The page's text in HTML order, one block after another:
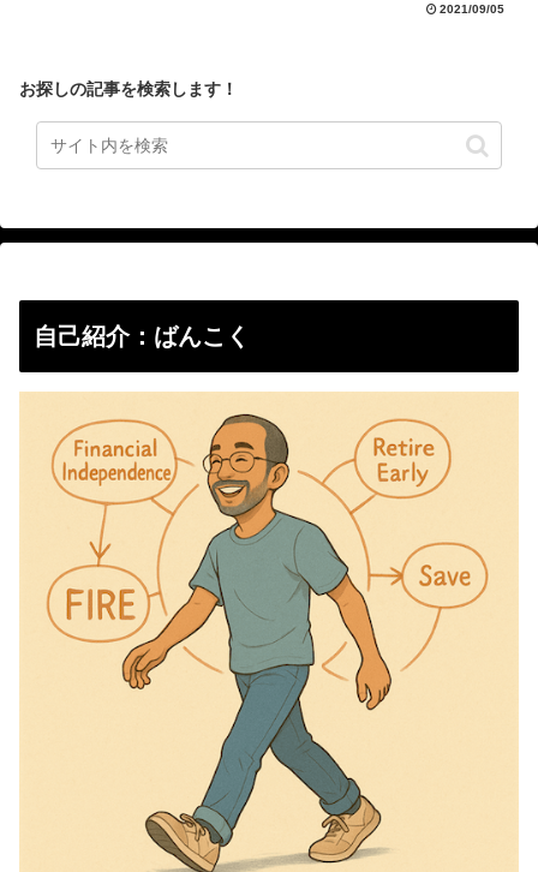
2021/09/05
お探しの記事を検索します！
自己紹介：ばんこく